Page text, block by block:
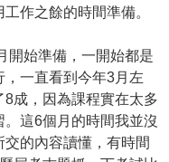
作之餘的時間準備。
開始準備，一開始都是
一直看到今年3月左
成，因為課程實在太多
這6個月的時間我並沒
的內容讀懂，有時間